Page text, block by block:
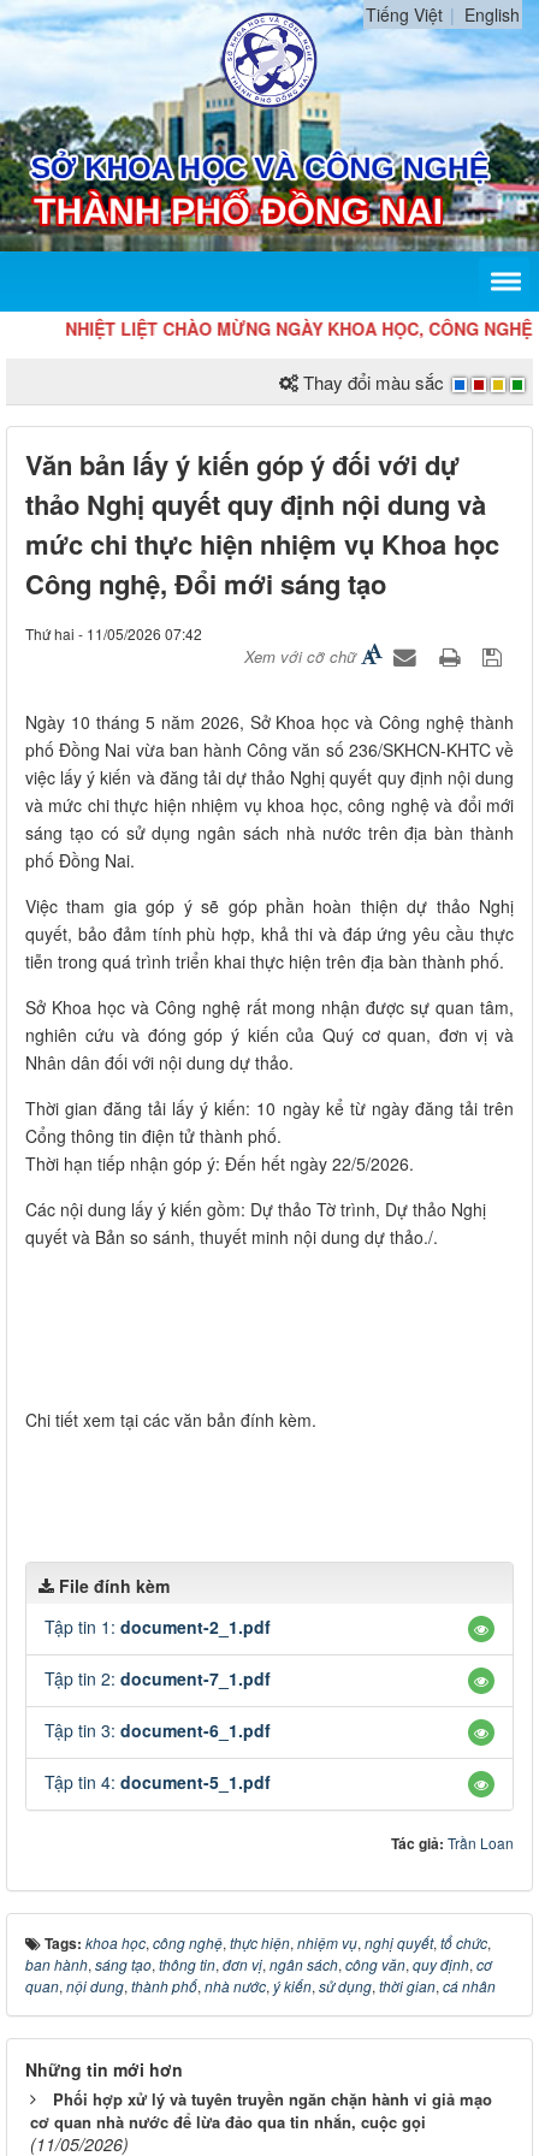
Tiếng Việt English
NHIỆT LIỆT CHÀO MỪNG NGÀY KHOA HỌC, CÔNG NGHỆ
Thay đổi màu sắc
Văn bản lấy ý kiến góp ý đối với dự
thảo Nghị quyết quy định nội dung và
mức chi thực hiện nhiệm vụ Khoa học
Công nghệ, Đổi mới sáng tạo
Thứ hai - 11/05/2026 07:42
Xem với cỡ chữ
Ngày 10 tháng 5 năm 2026, Sở Khoa học và Công nghệ thành
phố Đồng Nai vừa ban hành Công văn số 236/SKHCN-KHTC về
việc lấy ý kiến và đăng tải dự thảo Nghị quyết quy định nội dung
và mức chi thực hiện nhiệm vụ khoa học, công nghệ và đổi mới
sáng tạo có sử dụng ngân sách nhà nước trên địa bàn thành
phố Đồng Nai.
Việc tham gia góp ý sẽ góp phần hoàn thiện dự thảo Nghị
quyết, bảo đảm tính phù hợp, khả thi và đáp ứng yêu cầu thực
tiễn trong quá trình triển khai thực hiện trên địa bàn thành phố.
Sở Khoa học và Công nghệ rất mong nhận được sự quan tâm,
nghiên cứu và đóng góp ý kiến của Quý cơ quan, đơn vị và
Nhân dân đối với nội dung dự thảo.
Thời gian đăng tải lấy ý kiến: 10 ngày kể từ ngày đăng tải trên
Cổng thông tin điện tử thành phố.
Thời hạn tiếp nhận góp ý: Đến hết ngày 22/5/2026.
Các nội dung lấy ý kiến gồm: Dự thảo Tờ trình, Dự thảo Nghị
quyết và Bản so sánh, thuyết minh nội dung dự thảo./.
Chi tiết xem tại các văn bản đính kèm.
File đính kèm
Tập tin 1: document-2_1.pdf
Tập tin 2: document-7_1.pdf
Tập tin 3: document-6_1.pdf
Tập tin 4: document-5_1.pdf
Tác giả: Trần Loan
Tags: khoa học, công nghệ, thực hiện, nhiệm vụ, nghị quyết, tổ chức,
ban hành, sáng tạo, thông tin, đơn vị, ngân sách, công văn, quy định, cơ
quan, nội dung, thành phố, nhà nước, ý kiến, sử dụng, thời gian, cá nhân
Những tin mới hơn
Phối hợp xử lý và tuyên truyền ngăn chặn hành vi giả mạo
cơ quan nhà nước để lừa đảo qua tin nhắn, cuộc gọi
(11/05/2026)